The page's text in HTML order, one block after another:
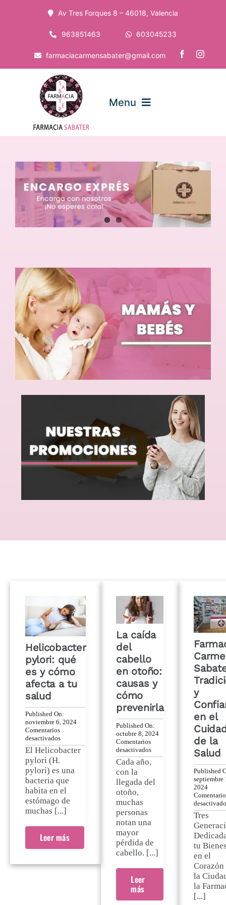
Av Tres Forques 8 – 46018, Valencia
963851463 603045233
farmaciacarmensabater@gmail.com
Menu
La Farmacia
Servicios
Promociones
Encargo Exprés
Blog
Contacto
Helicobacter
pylori: qué
es y cómo
afecta a tu
salud
Published On:
noviembre 6, 2024
Comentarios
desactivadosen
Helicobacter
pylori:
es
y
cómo
afecta
a
tu
El Helicobacter
pylori (H.
pylori) es una
bacteria que
habita en el
estómago de
muchas [...]
Leer más
La caída
del
cabello
en otoño:
causas y
cómo
prevenirla
Published On:
octubre 8, 2024
Comentarios
desactivadosen
La
cabello
Cada año,
con la
llegada del
otoño,
muchas
personas
notan una
mayor
pérdida de
cabello. [...]
Leer
más
y
en el
de la
Salud
Published
septiembre
2024
Tres
tu
en el
Corazón
la
la
[...]